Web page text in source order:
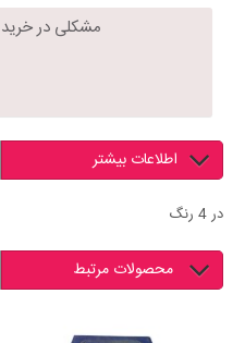
مشکلی در خرید
اطلاعات بیشتر
در 4 رنگ
محصولات مرتبط